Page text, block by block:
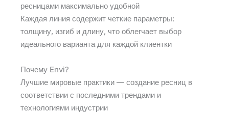
ресницами максимально удобной
Каждая линия содержит четкие параметры:
толщину, изгиб и длину, что облегчает выбор
идеального варианта для каждой клиентки
Почему Envi?
Лучшие мировые практики — создание ресниц в
соответствии с последними трендами и
технологиями индустрии